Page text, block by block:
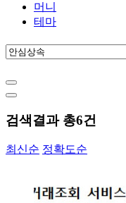
머니
테마
검색결과 총6건
최신순 정확도순